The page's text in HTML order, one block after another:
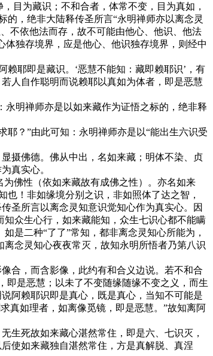
目为藏识；不和合者，体常不变，目为真如，
的，绝非大陆释传圣所言“永明禅师亦以离念灵
不依他法而存，故不可能由他心、他识、他法
独存境界，应是他心、他识独存境界，则经中
耶即是藏识。‘恶慧不能知：藏即赖耶识’，有
人自作聪明而说赖耶以真如为体者，即是恶慧
明禅师亦是以如来藏作为证悟之标的，绝非释
？”由此可知：永明禅师亦是以“能出生六识受
摄佛德。佛从中出，名如来藏；明体不染、贞
真实心。
佛性（依如来藏故有成佛之性）。亦名如来
！非如缘境分别之识，非如照体了达之智，
圣所言以离念灵知意识觉知心作为真实心。因
众生心行，如来藏能知，众生七识心都不能瞒
是二种“了了”常知，都非离念灵知心所能为，
念灵知心夜夜常灭，故知永明所悟者乃第八识
合，而含影像，此约有和合义边说。若不和合
即是恶慧；以未了不变随缘随缘不变之义，而生
阿赖耶识即是真心，既是真心，当知不可能是
真如理者，如离像觅镜，即是恶慧。”故知离阿
死故如来藏心湛然常住，即是六、七识灭，
使如来藏独自湛然常住，方是真解脱、真涅